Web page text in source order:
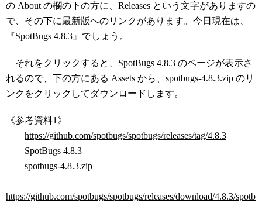
の About の欄の下の方に、Releases という文字がありますの
で、その下に最新版へのリンクがあります。今日現在は、
『SpotBugs 4.8.3』でしょう。
それをクリックすると、SpotBugs 4.8.3 のページが表示さ
れるので、下の方にある Assets から、spotbugs-4.8.3.zip のリ
ンクをクリックしてダウンロードします。
《参考資料1》
https://github.com/spotbugs/spotbugs/releases/tag/4.8.3
SpotBugs 4.8.3
spotbugs-4.8.3.zip
https://github.com/spotbugs/spotbugs/releases/download/4.8.3/spotb